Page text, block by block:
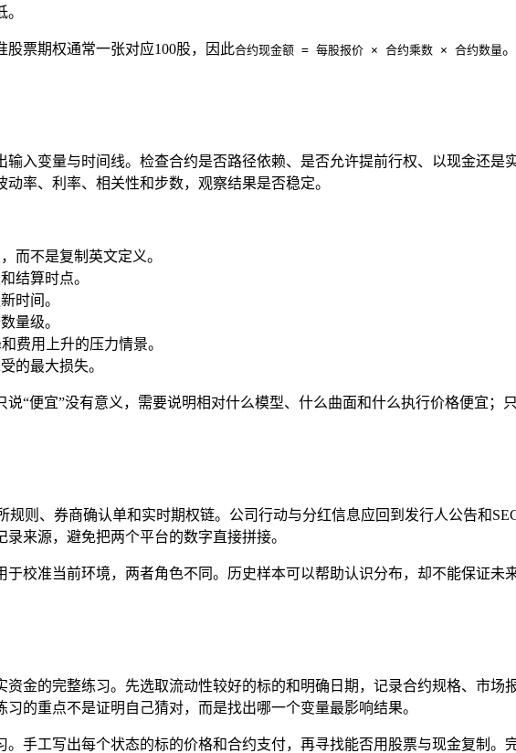
票期权通常一张对应100股，因此合约现金额 = 每股报价 × 合约乘数 × 合约数量
入变量与时间线。检查合约是否路径依赖、是否允许提前行权、以现金还
率、利率、相关性和步数，观察结果是否稳定。
而不是复制英文定义。
结算时点。
时间。
量级。
费用上升的压力情景。
的最大损失。
“便宜”没有意义，需要说明相对什么模型、什么曲面和什么执行价格便宜；
规则、券商确认单和实时期权链。公司行动与分红信息应回到发行人公告和
来源，避免把两个平台的数字直接拼接。
校准当前环境，两者角色不同。历史样本可以帮助认识分布，却不能保证
资金的完整练习。先选取流动性较好的标的和明确日期，记录合约规格、市
的重点不是证明自己猜对，而是找出哪一个变量最影响结果。
手工写出每个状态的标的价格和合约支付，再寻找能否用股票与现金复制